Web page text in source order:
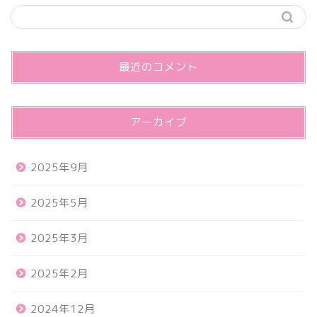
最近のコメント
アーカイブ
2025年9月
2025年5月
2025年3月
2025年2月
2024年12月